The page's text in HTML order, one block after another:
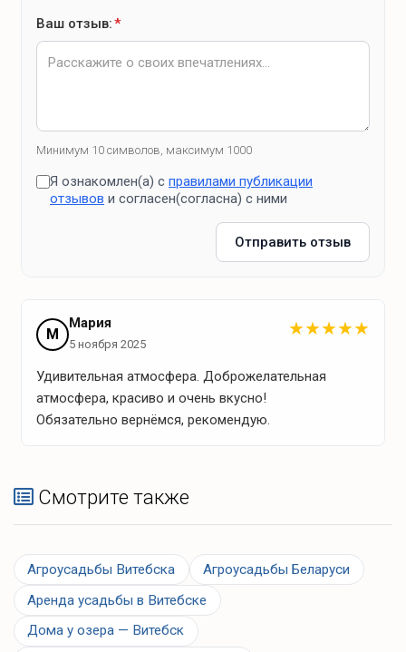
музыкальные инструменты
Спокойный отдых
Активный отдых
лыжи
Достопримечательности
Мемориальный комплекс «Прорыв» (40 км)
Ваш отзыв:*
Минимум 10 символов, максимум 1000
Я ознакомлен(а) с правилами публикации
отзывов и согласен(согласна) с ними
Отправить отзыв
М
Мария
5 ноября 2025
★★★★★
Удивительная атмосфера. Доброжелательная
атмосфера, красиво и очень вкусно!
Обязательно вернёмся, рекомендую.
Смотрите также
Агроусадьбы Витебска
Агроусадьбы Беларуси
Аренда усадьбы в Витебске
Дома у озера — Витебск